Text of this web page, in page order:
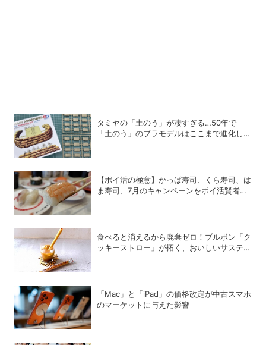
タミヤの「土のう」が凄すぎる…50年で
「土のう」のプラモデルはここまで進化し
【ポイ活の極意】かっぱ寿司、くら寿司、は
ま寿司、7月のキャンペーンをポイ活賢者は
食べると消えるから廃棄ゼロ！ブルボン「ク
ッキーストロー」が拓く、おいしいサステナ
「Mac」と「iPad」の価格改定が中古スマホ
のマーケットに与えた影響